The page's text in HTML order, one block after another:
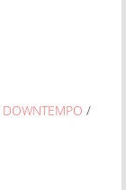
DOWNTEMPO /